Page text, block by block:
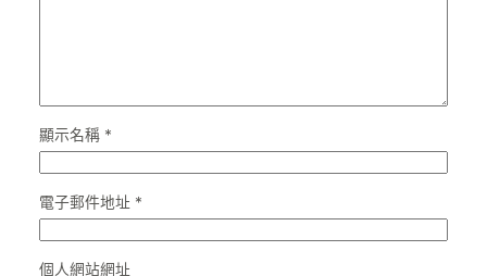
顯示名稱 *
電子郵件地址 *
個人網站網址